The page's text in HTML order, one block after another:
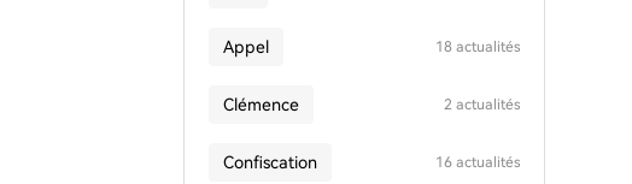
Appel 18 actualités
Clémence 2 actualités
Confiscation 16 actualités